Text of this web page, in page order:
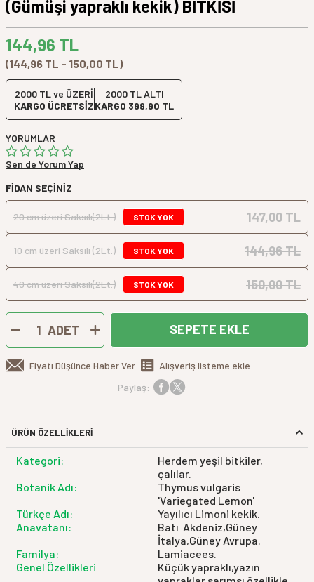
(Gümüşi yapraklı kekik) BİTKİSİ
144,96 TL
(144,96 TL - 150,00 TL)
2000 TL ve ÜZERİ
KARGO ÜCRETSİZ
2000 TL ALTI
KARGO 399,90 TL
YORUMLAR
Sen de Yorum Yap
FIDAN SEÇINIZ
20 cm üzeri Saksılı(2Lt.) STOK YOK 147,00 TL
10 cm üzeri Saksılı (2Lt.) STOK YOK 144,96 TL
40 cm üzeri Saksılı(2Lt.) STOK YOK 150,00 TL
ADET SEPETE EKLE
Alışveriş listeme ekle
Fiyatı Düşünce Haber Ver
Paylaş:
ÜRÜN ÖZELLİKLERİ
Kategori:
Herdem yeşil bitkiler,
çalılar.
Botanik Adı:
Thymus vulgaris
'Variegated Lemon'
Türkçe Adı:
Yayılıcı Limoni kekik.
Anavatanı:
Batı Akdeniz,Güney
İtalya,Güney Avrupa.
Familya:
Lamiacees.
Genel Özellikleri
Küçük yapraklı,yazın